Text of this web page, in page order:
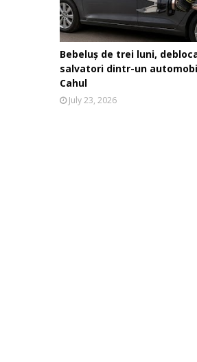
Bebeluș de trei luni,
salvatori dintr-un
Cahul
July 23, 2026